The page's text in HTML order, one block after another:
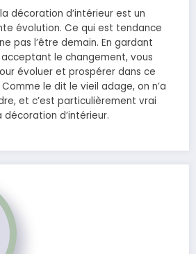
décoration d’intérieur est un
évolution. Ce qui est tendance
pas l’être demain. En gardant
le changement, vous
évoluer et prospérer dans ce
le dit le vieil adage, on n’a
et c’est particulièrement vrai
d’intérieur.